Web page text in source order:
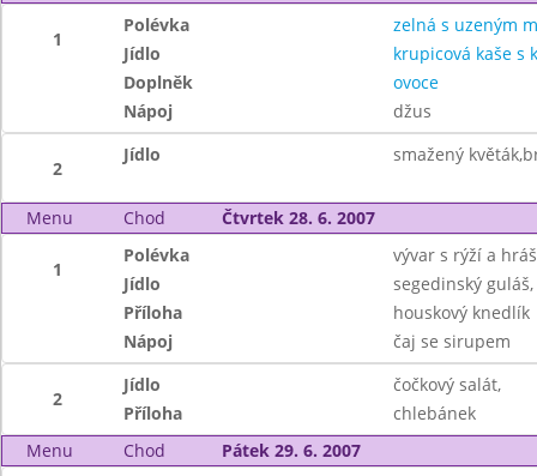
1
Polévka
zelná s uzeným
Jídlo
krupicová kaše s
Doplněk
ovoce
Nápoj
džus
2
Jídlo smažený
Menu Chod Čtvrtek 28. 6. 2007
1
Polévka
vývar s rýží a
Jídlo
segedinský guláš,
Příloha
houskový knedlík
Nápoj
čaj se sirupem
2
Jídlo
čočkový salát,
Příloha
chlebánek
Menu
Chod Pátek 29. 6. 2007